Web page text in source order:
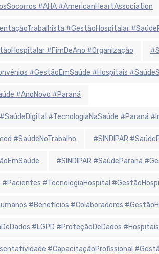
#AHA #AmericanHeartAssociation
#GestãoHospitalar
#FimDeAno #Organização
#GestãoEmSaúde #Hospitais
#AnoNovo #Paraná
#TecnologiaNaSaúde #Paraná
#SaúdeNoTrabalho #SINDIPAR
#SINDIPAR #SaúdeParaná
#TecnologiaHospital
#Benefícios #Colaboradores
#LGPD #ProteçãoDeDados
#CapacitaçãoProfissional